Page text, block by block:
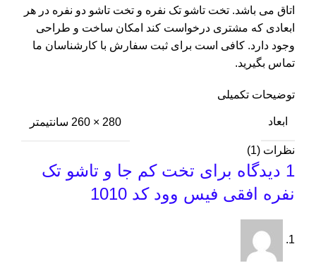
اتاق می باشد. تخت تاشو تک نفره و تخت تاشو دو نفره در هر
ابعادی که مشتری درخواست کند امکان ساخت و طراحی
وجود دارد. کافی است برای ثبت سفارش با کارشناسان ما
تماس بگیرید.
توضیحات تکمیلی
ابعاد 280 × 260 سانتیمتر
نظرات (1)
1 دیدگاه برای
تخت کم جا و تاشو تک
نفره افقی فیس وود کد 1010